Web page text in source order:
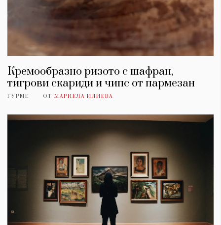
Кремообразно ризото с шафран,
тигрови скариди и чипс от пармезан
ГУРМЕ ОТ МАРИЕЛА ИЛИЕВА